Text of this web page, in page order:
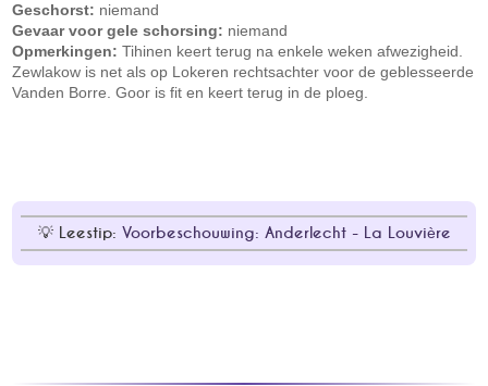
Geschorst: niemand
Gevaar voor gele schorsing: niemand
Opmerkingen: Tihinen keert terug na enkele weken afwezigheid.
Zewlakow is net als op Lokeren rechtsachter voor de geblesseerde
Vanden Borre. Goor is fit en keert terug in de ploeg.
Leestip: Voorbeschouwing: Anderlecht - La Louvière